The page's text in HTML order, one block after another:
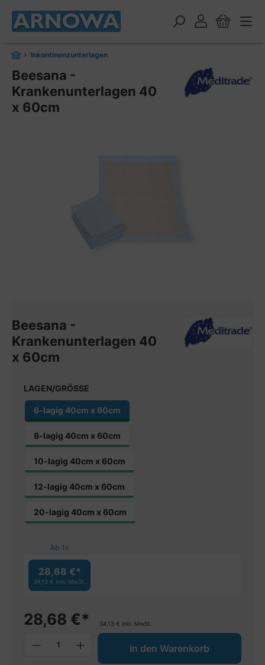
springen
Inkontinenzunterlagen
Beesana -
Krankenunterlagen 40
x 60cm
Beesana -
Krankenunterlagen 40
x 60cm
LAGEN/GRÖSSE
6-lagig 40cm x 60cm
8-lagig 40cm x 60cm
10-lagig 40cm x 60cm
12-lagig 40cm x 60cm
20-lagig 40cm x 60cm
Ab 1 x
28,68 €*
34,13 € inkl. MwSt.
28,68 €* 34,13 € inkl. MwSt.
Produkt Anzahl: Gib den
In den Warenkorb